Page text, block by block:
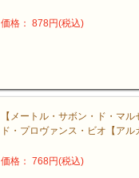
価格： 878円(税込)
【メートル・サボン・ド・マル
ド・プロヴァンス・ビオ【アル
価格： 768円(税込)